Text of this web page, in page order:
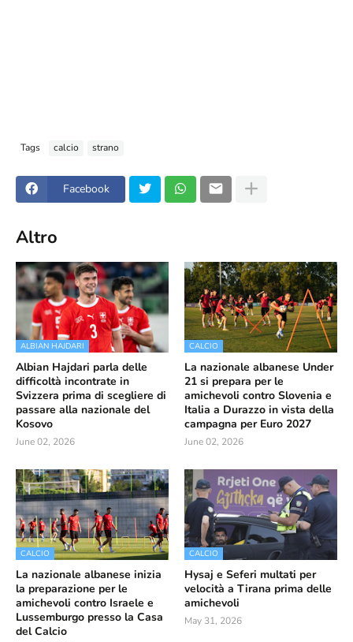
Tags calcio strano
Facebook
Altro
ALBIAN HAJDARI
Albian Hajdari parla delle
difficoltà incontrate in
Svizzera prima di scegliere di
passare alla nazionale del
Kosovo
June 02, 2026
CALCIO
La nazionale albanese Under
21 si prepara per le
amichevoli contro Slovenia e
Italia a Durazzo in vista della
campagna per Euro 2027
June 02, 2026
CALCIO
La nazionale albanese inizia
la preparazione per le
amichevoli contro Israele e
Lussemburgo presso la Casa
del Calcio
CALCIO
Hysaj e Seferi multati per
velocità a Tirana prima delle
amichevoli
May 31, 2026